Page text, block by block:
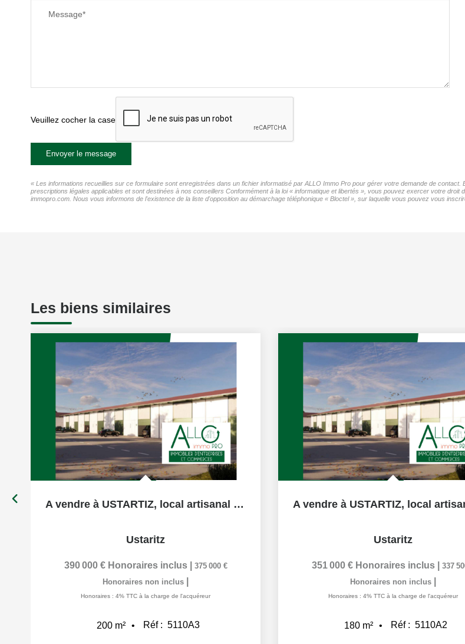
Message*
Veuillez cocher la case
Envoyer le message
« Les informations recueillies sur ce formulaire sont enregistrées dans un fichier informatisé par ALLO Immo Pro pour gérer votre demande de
prescriptions légales applicables et sont destinées à nos conseillers Conformément à la loi « informatique et libertés », vous pouvez exercer votre
immopro.com. Nous vous informons de l'existence de la liste d'opposition au démarchage téléphonique « Bloctel », sur laquelle vous pouvez vous
Les biens similaires
A vendre à USTARTIZ, local artisanal NEUF de 200 m² en VEFA
Ustaritz
390 000 € Honoraires inclus
375 000 €
Honoraires non inclus
Honoraires : 4% TTC à la charge de l'acquéreur
200 m² Réf : 5110A3
Ustaritz
351 000 € Honoraires inclus
337
Honoraires non inclus
Honoraires : 4% TTC à la charge de l'acquéreur
180 m² Réf : 5110A2